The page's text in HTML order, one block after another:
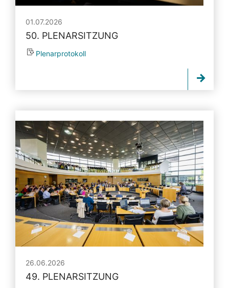
01.07.2026
50. PLENARSITZUNG
Plenarprotokoll
26.06.2026
49. PLENARSITZUNG